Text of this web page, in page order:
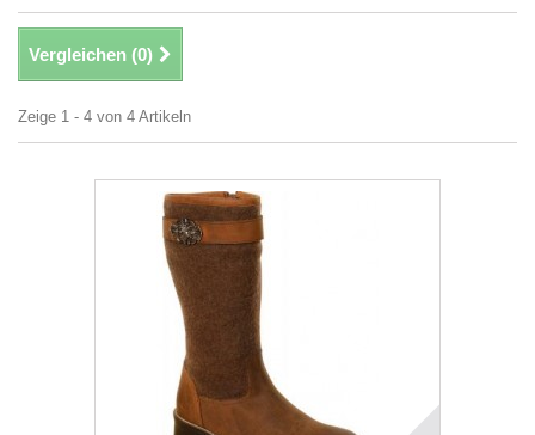
Vergleichen (0)
Zeige 1 - 4 von 4 Artikeln